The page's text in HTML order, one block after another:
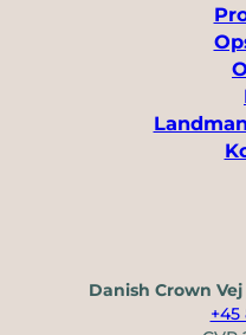
Danish Crown Vej
+45